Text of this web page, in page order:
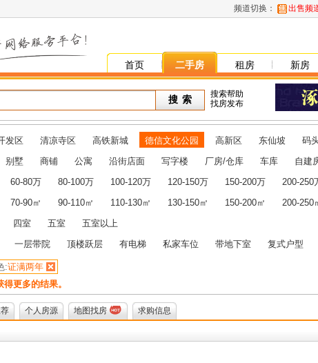
频道切换： 出售频
首页 二手房 租房 新房
搜索帮助
找房发布
发区 清凉寺区 高铁新城 德信文化公园 高新区 东仙坡 码
别墅 商铺 公寓 沿街店面 写字楼 厂房/仓库 车库
自建
60-80万 80-100万 100-120万 120-150万 150-200万 200-250
70-90㎡ 90-110㎡ 110-130㎡ 130-150㎡ 150-200㎡ 200-250
四室 五室
五室以上
一层带院 顶楼跃层 有电梯 私家车位 带地下室 复式户型
:证满两年
更多的结果。
个人房源 地图找房 求购信息